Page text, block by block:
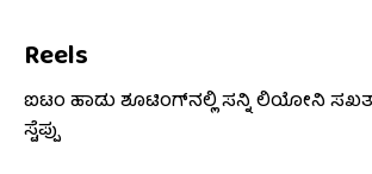
Reels
ಐಟಂ ಹಾಡು ಶೂಟಿಂಗ್​​ನಲ್ಲಿ ಸನ್ನಿ ಲಿಯೋನಿ
ಸ್ಟೆಪ್ಪು